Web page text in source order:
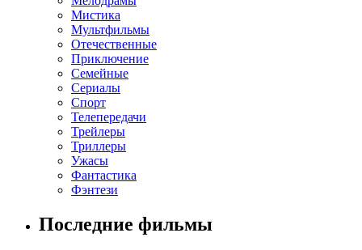
Мистика
Мультфильмы
Отечественные
Приключение
Семейные
Сериалы
Спорт
Телепередачи
Трейлеры
Триллеры
Ужасы
Фантастика
Фэнтези
Последние фильмы